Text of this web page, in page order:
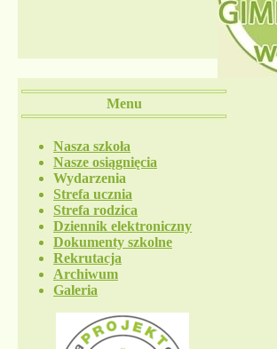
Menu
Nasza szkoła
Nasze osiągnięcia
Wydarzenia
Strefa ucznia
Strefa rodzica
Dziennik elektroniczny
Dokumenty szkolne
Rekrutacja
Archiwum
Galeria